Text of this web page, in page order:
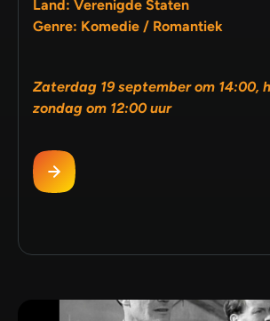
Land: Verenigde Staten
Genre: Komedie / Romantiek
Zaterdag 19 september om 14:00,
zondag om 12:00 uur